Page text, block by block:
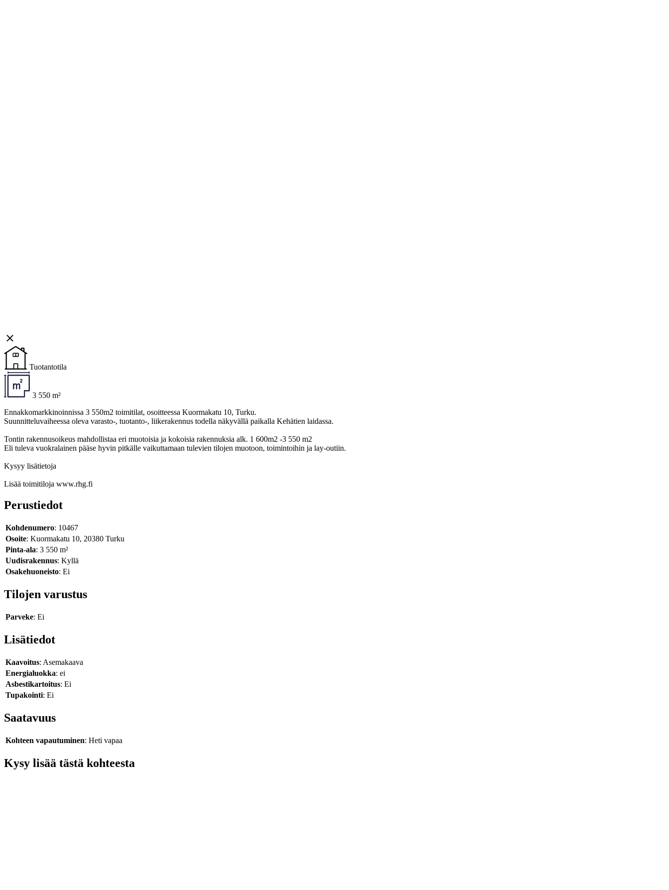
Tuotantotila
3 550 m²
Ennakkomarkkinoinnissa 3 550m2 toimitilat, osoitteessa Kuormakatu 10, Turku.
Suunnitteluvaiheessa oleva varasto-, tuotanto-, liikerakennus todella näkyvällä paikalla Kehätien laidassa.
Tontin rakennusoikeus mahdollistaa eri muotoisia ja kokoisia rakennuksia alk. 1 600m2 -3 550 m2
Eli tuleva vuokralainen pääse hyvin pitkälle vaikuttamaan tulevien tilojen muotoon, toimintoihin ja lay-outiin.
Kysyy lisätietoja
Lisää toimitiloja www.rhg.fi
Perustiedot
Kohdenumero: 10467
Osoite: Kuormakatu 10, 20380 Turku
Pinta-ala: 3 550 m²
Uudisrakennus: Kyllä
Osakehuoneisto: Ei
Tilojen varustus
Parveke: Ei
Lisätiedot
Kaavoitus: Asemakaava
Energialuokka: ei
Asbestikartoitus: Ei
Tupakointi: Ei
Saatavuus
Kohteen vapautuminen: Heti vapaa
Kysy lisää tästä kohteesta